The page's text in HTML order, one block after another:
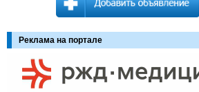
Реклама на портале